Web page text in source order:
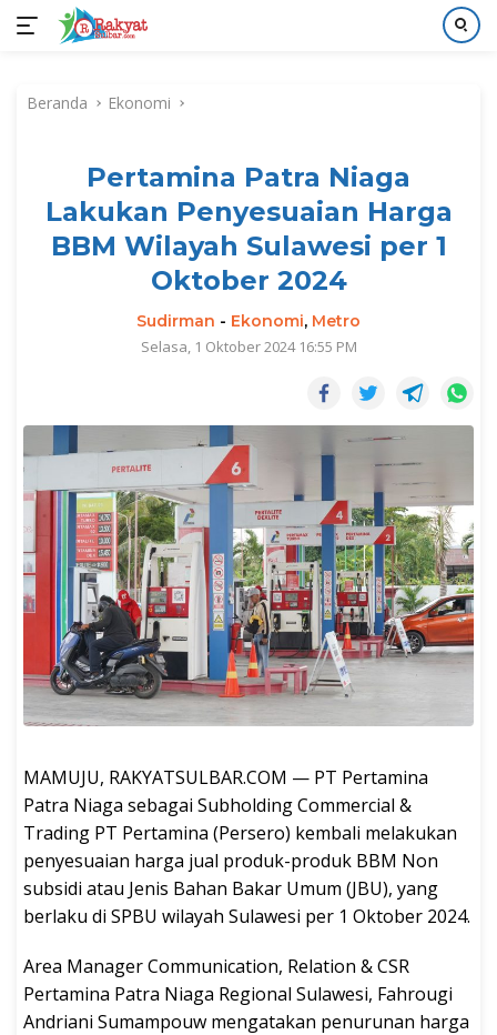
kontenBeranda Ekonomi
Pertamina Patra Niaga
Lakukan Penyesuaian Harga
BBM Wilayah Sulawesi per 1
Oktober 2024
Sudirman - Ekonomi, Metro
Selasa, 1 Oktober 2024 16:55 PM
MAMUJU, RAKYATSULBAR.COM — PT Pertamina
Patra Niaga sebagai Subholding Commercial &
Trading PT Pertamina (Persero) kembali melakukan
penyesuaian harga jual produk-produk BBM Non
subsidi atau Jenis Bahan Bakar Umum (JBU), yang
berlaku di SPBU wilayah Sulawesi per 1 Oktober 2024.
Area Manager Communication, Relation & CSR
Pertamina Patra Niaga Regional Sulawesi, Fahrougi
Andriani Sumampouw mengatakan penurunan harga